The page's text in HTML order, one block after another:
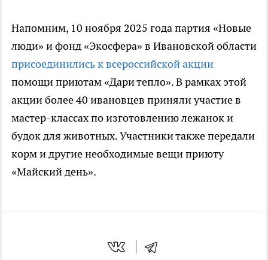
Напомним, 10 ноября 2025 года партия «Новые
люди» и фонд «Экосфера» в Ивановской области
присоединились к всероссийской акции
помощи приютам «Дари тепло». В рамках этой
акции более 40 ивановцев приняли участие в
мастер-классах по изготовлению лежанок и
будок для животных. Участники также передали
корм и другие необходимые вещи приюту
«Майский день».